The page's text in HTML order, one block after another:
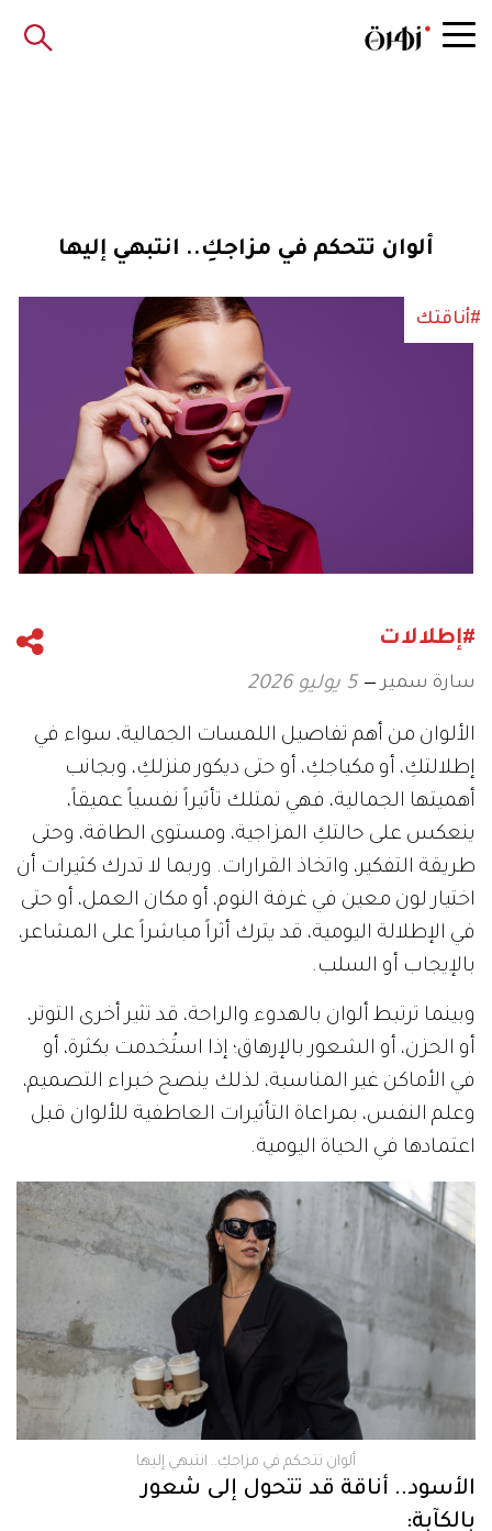
ألوان تتحكم في مزاجكِ.. انتبهي إليها
#أناقتك
#إطلالات
سارة سمير 5 يوليو 2026
الألوان من أهم تفاصيل اللمسات الجمالية، سواء في
إطلالتكِ، أو مكياجكِ، أو حتى ديكور منزلكِ، وبجانب
أهميتها الجمالية، فهي تمتلك تأثيراً نفسياً عميقاً،
ينعكس على حالتكِ المزاجية، ومستوى الطاقة، وحتى
طريقة التفكير، واتخاذ القرارات. وربما لا تدرك كثيرات أن
اختيار لون معين في غرفة النوم، أو مكان العمل، أو حتى
في الإطلالة اليومية، قد يترك أثراً مباشراً على المشاعر،
بالإيجاب أو السلب.
وبينما ترتبط ألوان بالهدوء والراحة، قد تثير أخرى التوتر،
أو الحزن، أو الشعور بالإرهاق؛ إذا استُخدمت بكثرة، أو
في الأماكن غير المناسبة، لذلك ينصح خبراء التصميم،
وعلم النفس، بمراعاة التأثيرات العاطفية للألوان قبل
اعتمادها في الحياة اليومية.
ألوان تتحكم في مزاجكِ.. انتبهي إليها
الأسود.. أناقة قد تتحول إلى شعور
بالكآبة: